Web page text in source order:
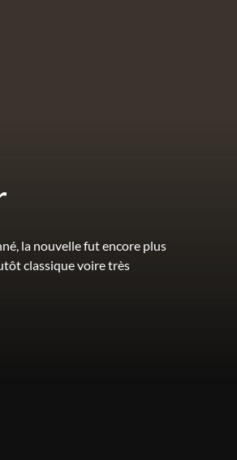
la nouvelle fut encore plus
classique voire très